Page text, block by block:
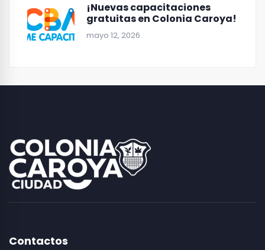
¡Nuevas capacitaciones
gratuitas en Colonia Caroya!
mayo 12, 2026
Contactos